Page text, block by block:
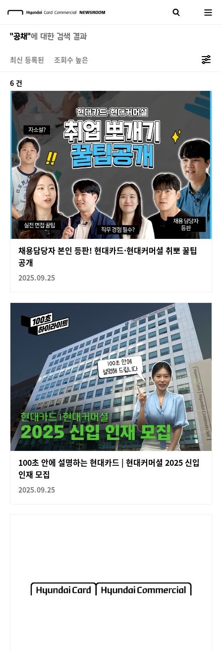
"공채"에 대한 검색 결과
최신 등록된 조회수 높은
6 건
채용담당자 본인 등판! 현대카드·현대커머셜 취뽀 꿀팁
공개
2025.09.25
100초 안에 설명하는 현대카드 | 현대커머셜 2025 신입
인재 모집
2025.09.25